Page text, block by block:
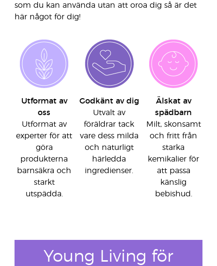
som du kan använda utan att oroa dig så är det
här något för dig!
Utformat av
oss
Utformat av
experter för att
göra
produkterna
barnsäkra och
starkt
utspädda.
Godkänt av dig
Utvalt av
föräldrar tack
vare dess milda
och naturligt
härledda
ingredienser.
Älskat av
spädbarn
Milt, skonsamt
och fritt från
starka
kemikalier för
att passa
känslig
bebishud.
Young Living för